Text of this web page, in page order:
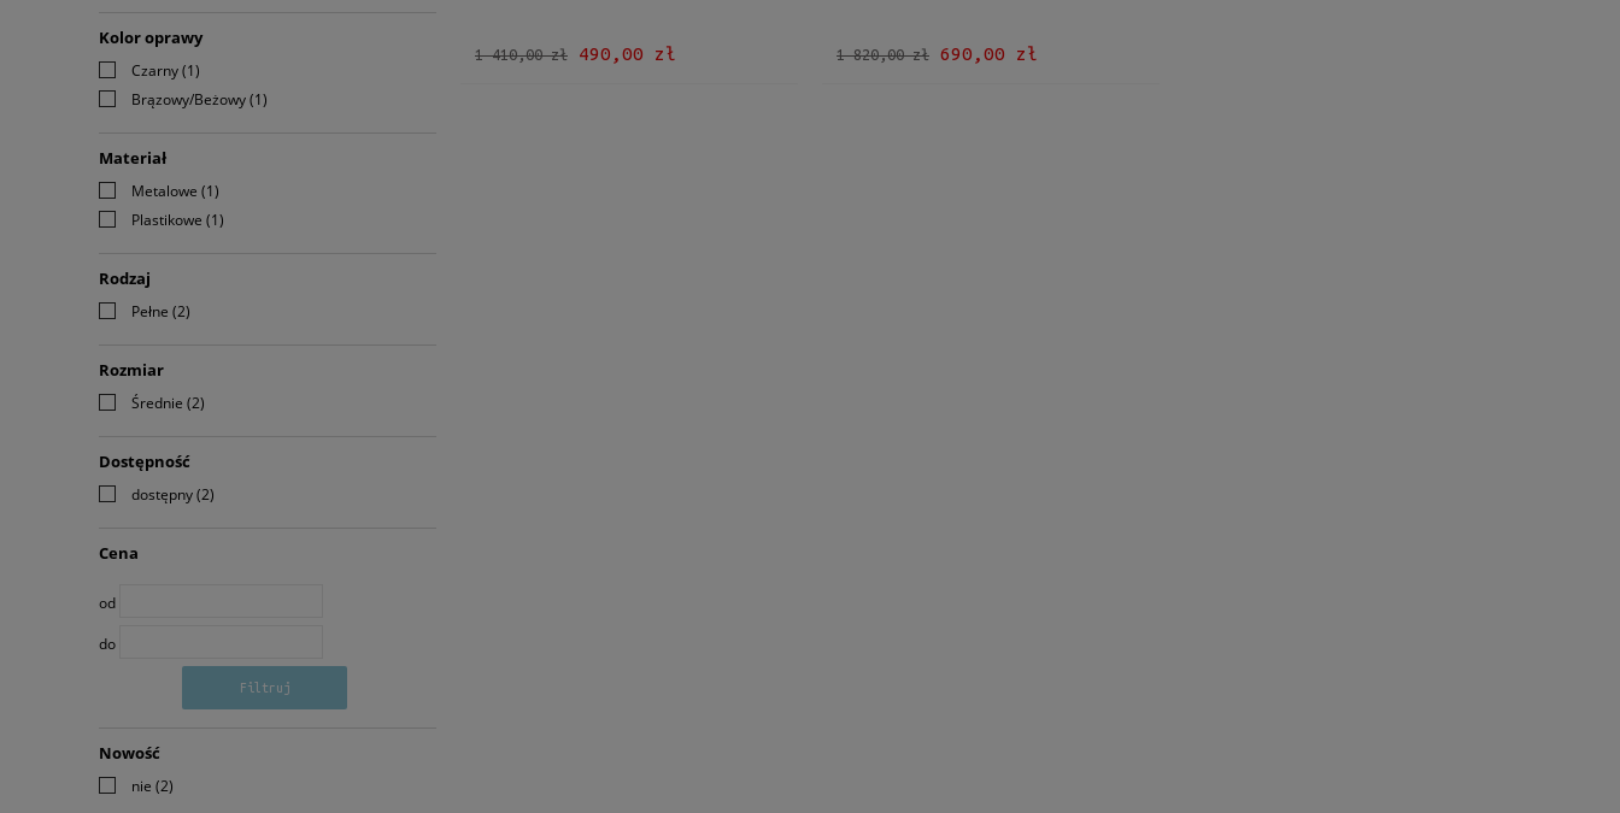
Kolor oprawy
Czarny(1)
Brązowy/Beżowy(1)
Materiał
Metalowe (1)
Plastikowe (1)
Rodzaj
Pełne (2)
Rozmiar
Średnie (2)
Dostępność
dostępny(2)
Cena
od
do
Filtruj
Nowość
nie (2)
1 410,00 zł 490,00 zł 1 820,00 zł 690,00 zł